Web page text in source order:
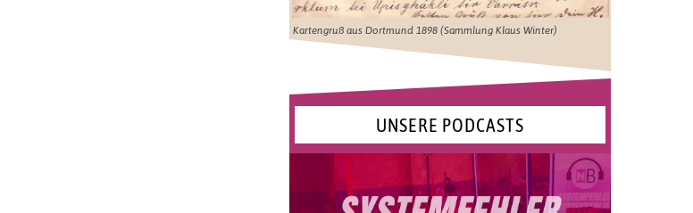
Kartengruß aus Dortmund 1898 (Sammlung Klaus Winter)
UNSERE PODCASTS